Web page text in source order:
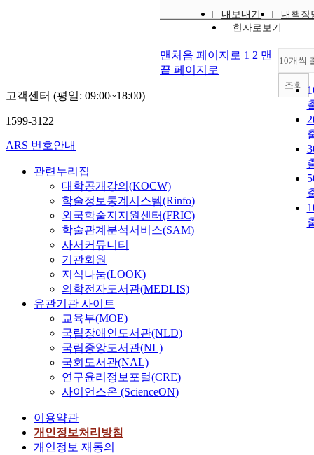
내보내기
내책장
한자로보기
10개씩
조회
맨처음 페이지로 1 2 맨
끝 페이지로
고객센터 (평일: 09:00~18:00)
1599-3122
ARS 번호안내
관련누리집
대학공개강의(KOCW)
학술정보통계시스템(Rinfo)
외국학술지지원센터(FRIC)
학술관계분석서비스(SAM)
사서커뮤니티
기관회원
지식나눔(LOOK)
의학전자도서관(MEDLIS)
유관기관 사이트
교육부(MOE)
국립장애인도서관(NLD)
국립중앙도서관(NL)
국회도서관(NAL)
연구윤리정보포털(CRE)
사이언스온 (ScienceON)
이용약관
개인정보처리방침
개인정보 재동의